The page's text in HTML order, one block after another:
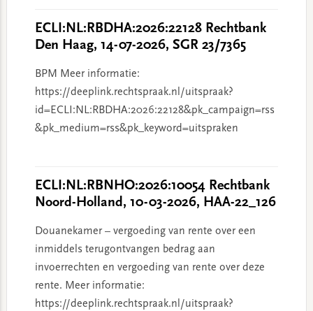
ECLI:NL:RBDHA:2026:22128 Rechtbank
Den Haag, 14-07-2026, SGR 23/7365
BPM Meer informatie:
https://deeplink.rechtspraak.nl/uitspraak?
id=ECLI:NL:RBDHA:2026:22128&pk_campaign=rss
&pk_medium=rss&pk_keyword=uitspraken
ECLI:NL:RBNHO:2026:10054 Rechtbank
Noord-Holland, 10-03-2026, HAA-22_126
Douanekamer – vergoeding van rente over een
inmiddels terugontvangen bedrag aan
invoerrechten en vergoeding van rente over deze
rente. Meer informatie:
https://deeplink.rechtspraak.nl/uitspraak?